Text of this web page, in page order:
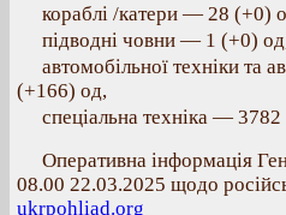
кораблі /катери — 28 (+0)
підводні човни — 1 (+0)
автомобільної техніки та
(+166) од,
спеціальна техніка —
Оперативна інформація
08.00 22.03.2025 щодо
ukrpohliad.org